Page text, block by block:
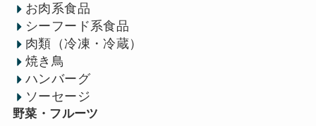
お肉系食品
シーフード系食品
肉類（冷凍・冷蔵）
焼き鳥
ハンバーグ
ソーセージ
野菜・フルーツ